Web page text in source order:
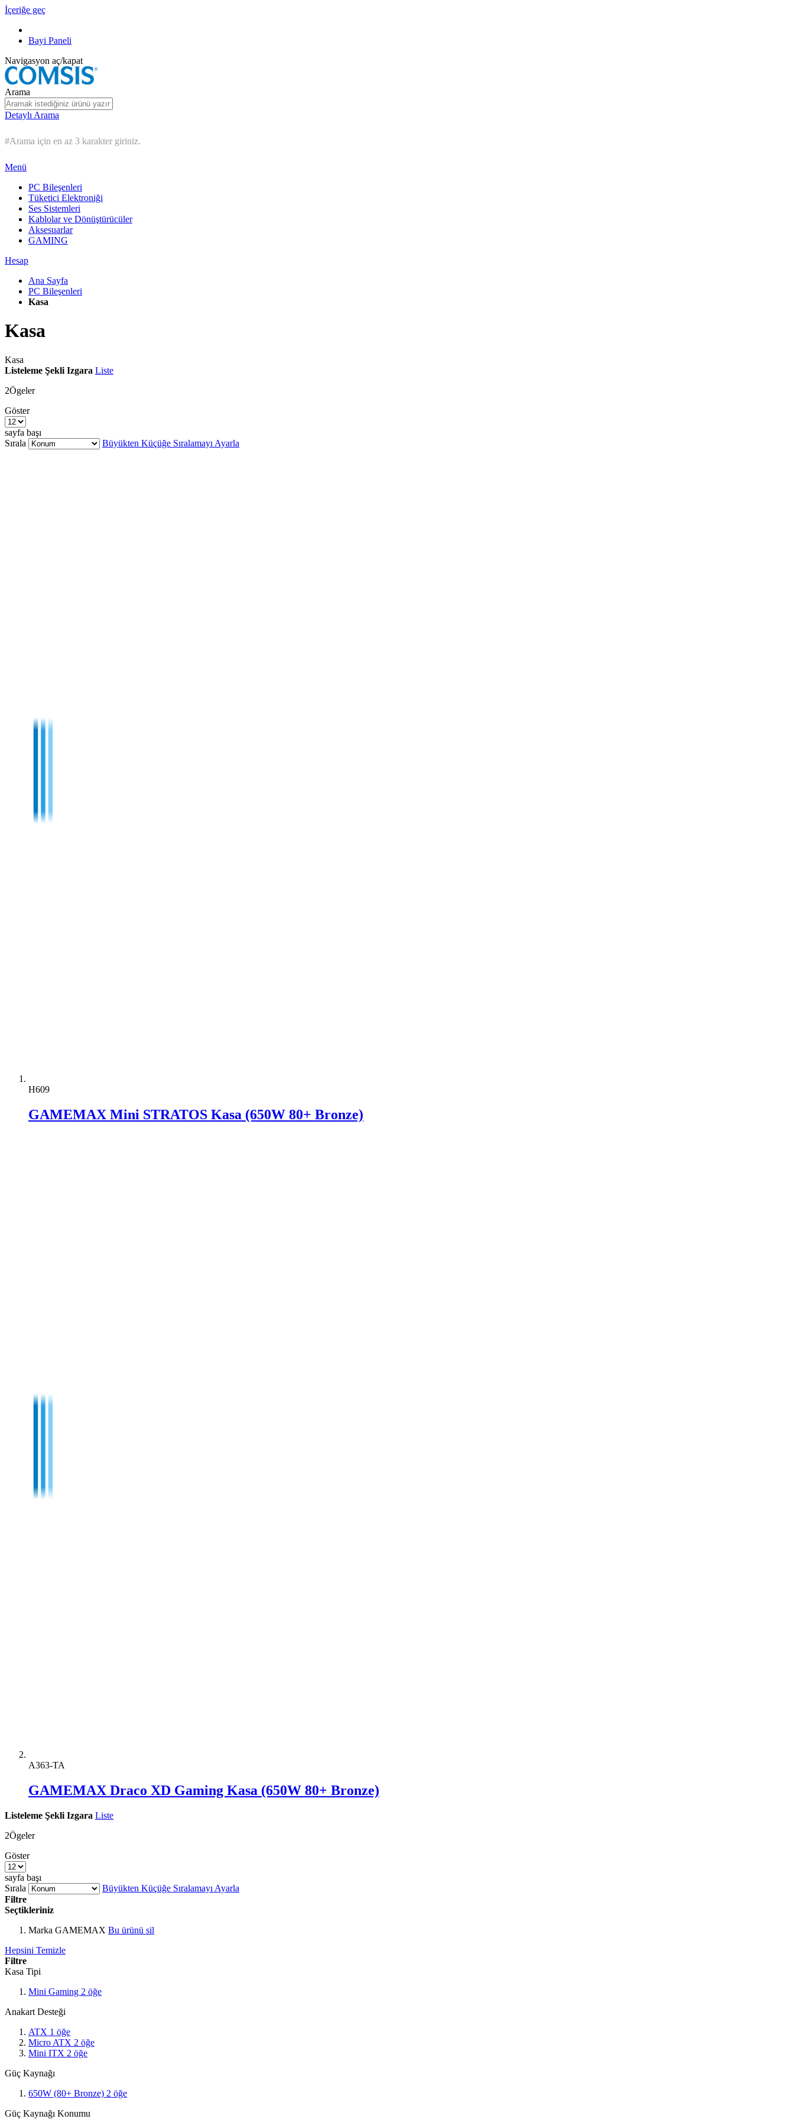
İçeriğe geç
Bayi Paneli
Navigasyon aç/kapat
Arama
Detaylı Arama
#Arama için en az 3 karakter giriniz.
Menü
PC Bileşenleri
Tüketici Elektroniği
Ses Sistemleri
Kablolar ve Dönüştürücüler
Aksesuarlar
GAMING
Hesap
Ana Sayfa
PC Bileşenleri
Kasa
Kasa
Kasa
Listeleme Şekli Izgara Liste
2Ögeler
Göster
sayfa başı
Sırala
Büyükten Küçüğe Sıralamayı Ayarla
H609
GAMEMAX Mini STRATOS Kasa (650W 80+ Bronze)
A363-TA
GAMEMAX Draco XD Gaming Kasa (650W 80+ Bronze)
Listeleme Şekli Izgara Liste
2Ögeler
Göster
sayfa başı
Sırala
Büyükten Küçüğe Sıralamayı Ayarla
Filtre
Seçtikleriniz
Marka GAMEMAX Bu ürünü sil
Hepsini Temizle
Filtre
Kasa Tipi
Mini Gaming 2 öğe
Anakart Desteği
ATX 1 öğe
Micro ATX 2 öğe
Mini ITX 2 öğe
Güç Kaynağı
650W (80+ Bronze) 2 öğe
Güç Kaynağı Konumu